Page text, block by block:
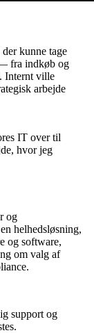
kunne tage
fra indkøb og
Internt ville
arbejde
IT over til
hvor jeg
og
helhedsløsning,
og software,
om valg af
support og